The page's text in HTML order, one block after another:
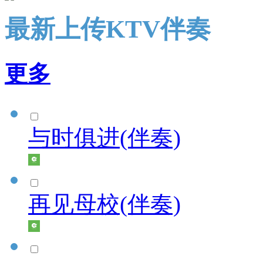
最新上传KTV伴奏
更多
与时俱进(伴奏)
再见母校(伴奏)